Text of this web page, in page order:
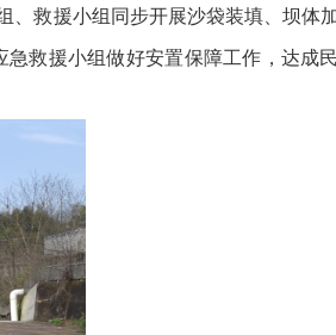
救援小组同步开展沙袋装填、坝体加
救援小组做好安置保障工作，达成